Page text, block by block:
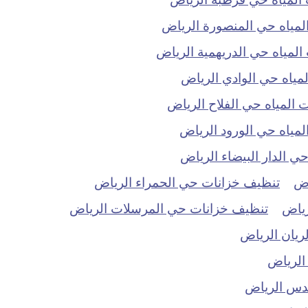
حي المنصورة الرياض
حي الدريهمية الرياض
حي الوادي الرياض
حي الفلاح الرياض
حي الورود الرياض
الدار البيضاء الرياض
تنظيف خزانات حي الحمراء الرياض
تنظيف خزانات حي المرسلات الرياض
الرياض
الرياض